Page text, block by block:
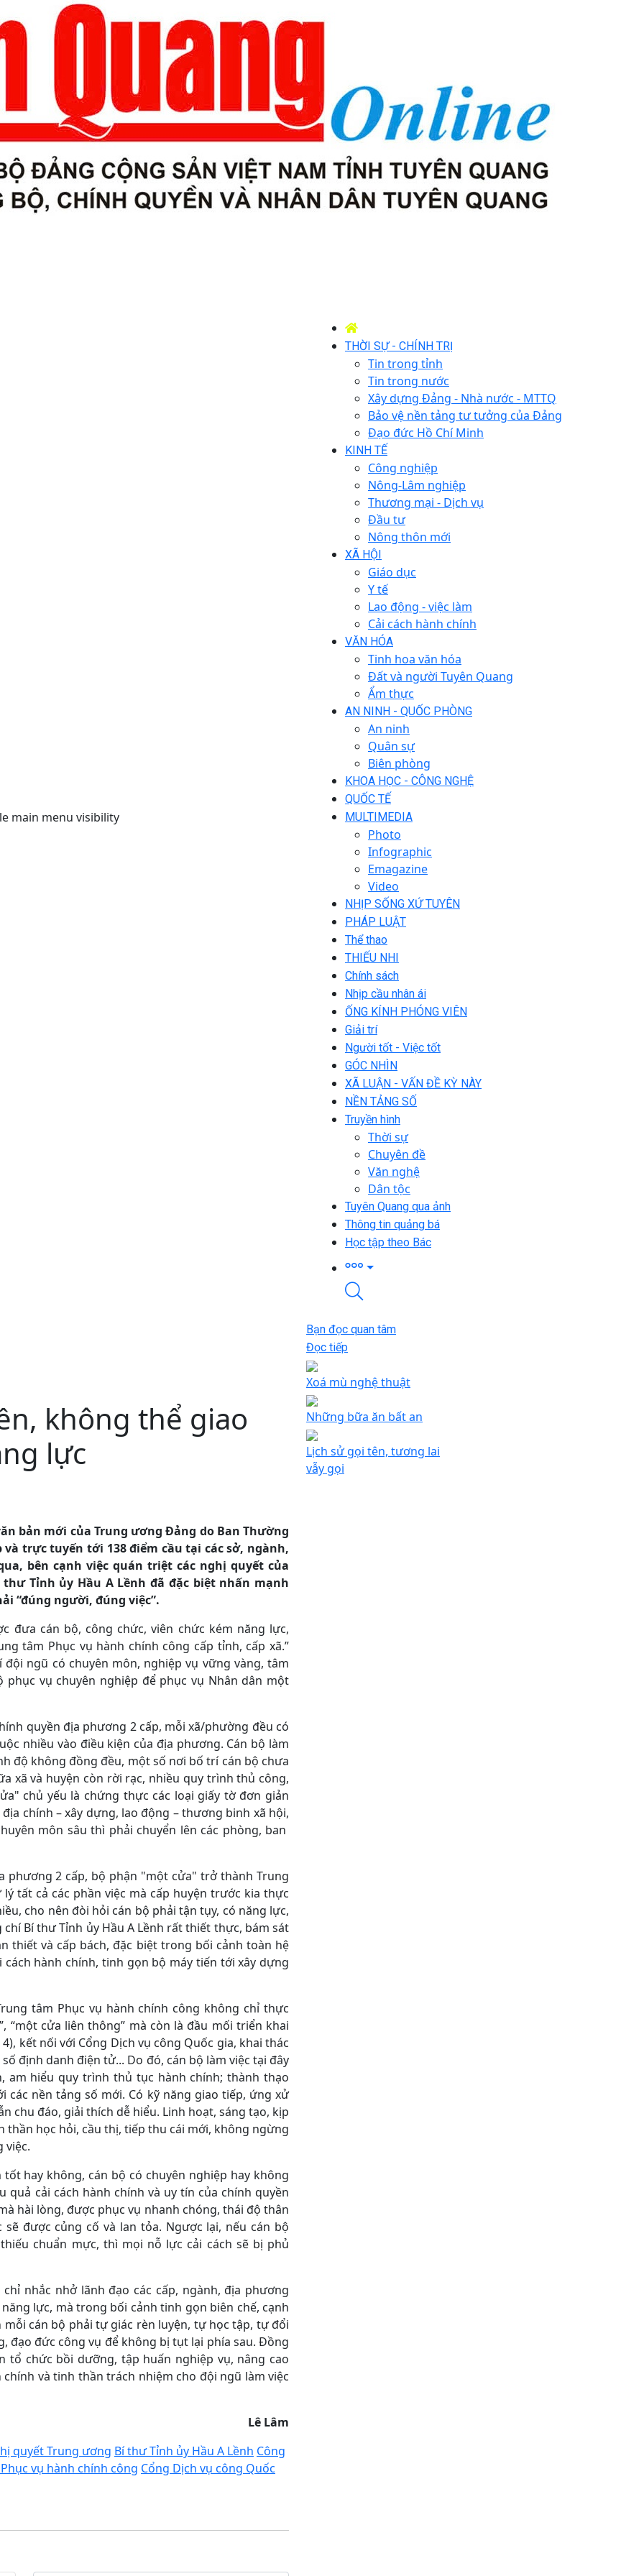
main menu visibility
THỜI SỰ - CHÍNH TRỊ
Tin trong tỉnh
Tin trong nước
Xây dựng Đảng - Nhà nước - MTTQ
Bảo vệ nền tảng tư tưởng của Đảng
Đạo đức Hồ Chí Minh
KINH TẾ
Công nghiệp
Nông-Lâm nghiệp
Thương mại - Dịch vụ
Đầu tư
Nông thôn mới
XÃ HỘI
Giáo dục
Y tế
Lao động - việc làm
Cải cách hành chính
VĂN HÓA
Tinh hoa văn hóa
Đất và người Tuyên Quang
Ẩm thực
AN NINH - QUỐC PHÒNG
An ninh
Quân sự
Biên phòng
KHOA HỌC - CÔNG NGHỆ
QUỐC TẾ
MULTIMEDIA
Photo
Infographic
Emagazine
Video
NHỊP SỐNG XỨ TUYÊN
PHÁP LUẬT
Thể thao
THIẾU NHI
Chính sách
Nhịp cầu nhân ái
ỐNG KÍNH PHÓNG VIÊN
Giải trí
Người tốt - Việc tốt
GÓC NHÌN
XÃ LUẬN - VẤN ĐỀ KỲ NÀY
NỀN TẢNG SỐ
Truyền hình
Thời sự
Chuyên đề
Văn nghệ
Dân tộc
Tuyên Quang qua ảnh
Thông tin quảng bá
Học tập theo Bác
không thể giao
lực
bản mới của Trung ương Đảng do Ban Thường
trực tuyến tới 138 điểm cầu tại các sở, ngành,
bên cạnh việc quán triệt các nghị quyết của
Tỉnh ủy Hầu A Lềnh đã đặc biệt nhấn mạnh
“đúng người, đúng việc”.
đưa cán bộ, công chức, viên chức kém năng lực,
tâm Phục vụ hành chính công cấp tỉnh, cấp xã.”
ngũ có chuyên môn, nghiệp vụ vững vàng, tâm
vụ chuyên nghiệp để phục vụ Nhân dân một
quyền địa phương 2 cấp, mỗi xã/phường đều có
nhiều vào điều kiện của địa phương. Cán bộ làm
độ không đồng đều, một số nơi bố trí cán bộ chưa
xã và huyện còn rời rạc, nhiều quy trình thủ công,
chủ yếu là chứng thực các loại giấy tờ đơn giản
chính – xây dựng, lao động – thương binh xã hội,
môn sâu thì phải chuyển lên các phòng, ban
phương 2 cấp, bộ phận "một cửa" trở thành Trung
tất cả các phần việc mà cấp huyện trước kia thực
cho nên đòi hỏi cán bộ phải tận tụy, có năng lực,
Bí thư Tỉnh ủy Hầu A Lềnh rất thiết thực, bám sát
thiết và cấp bách, đặc biệt trong bối cảnh toàn hệ
hành chính, tinh gọn bộ máy tiến tới xây dựng
tâm Phục vụ hành chính công không chỉ thực
“một cửa liên thông” mà còn là đầu mối triển khai
kết nối với Cổng Dịch vụ công Quốc gia, khai thác
định danh điện tử... Do đó, cán bộ làm việc tại đây
am hiểu quy trình thủ tục hành chính; thành thạo
nền tảng số mới. Có kỹ năng giao tiếp, ứng xử
chu đáo, giải thích dễ hiểu. Linh hoạt, sáng tạo, kịp
học hỏi, cầu thị, tiếp thu cái mới, không ngừng
việc.
hay không, cán bộ có chuyên nghiệp hay không
cải cách hành chính và uy tín của chính quyền
hài lòng, được phục vụ nhanh chóng, thái độ thân
được củng cố và lan tỏa. Ngược lại, nếu cán bộ
chuẩn mực, thì mọi nỗ lực cải cách sẽ bị phủ
nhắc nhở lãnh đạo các cấp, ngành, địa phương
lực, mà trong bối cảnh tinh gọn biên chế, cạnh
cán bộ phải tự giác rèn luyện, tự học tập, tự đổi
đạo đức công vụ để không bị tụt lại phía sau. Đồng
tổ chức bồi dưỡng, tập huấn nghiệp vụ, nâng cao
và tinh thần trách nhiệm cho đội ngũ làm việc
Lê Lâm
quyết Trung ương Bí thư Tỉnh ủy Hầu A Lềnh Công
vụ hành chính công Cổng Dịch vụ công Quốc
Bạn đọc quan tâm
Đọc tiếp
Xoá mù nghệ thuật
Những bữa ăn bất an
Lịch sử gọi tên, tương lai
vẫy gọi